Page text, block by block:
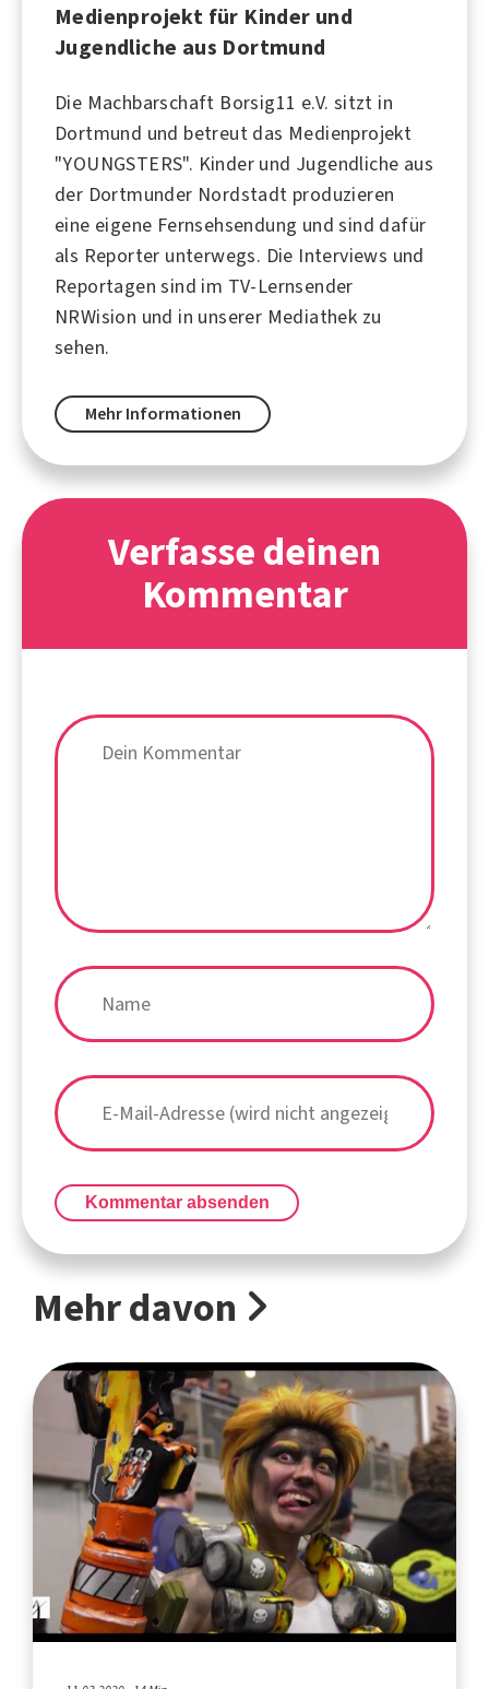
Medienprojekt für Kinder und
Jugendliche aus Dortmund
Die Machbarschaft Borsig11 e.V. sitzt in
Dortmund und betreut das Medienprojekt
"YOUNGSTERS". Kinder und Jugendliche aus
der Dortmunder Nordstadt produzieren
eine eigene Fernsehsendung und sind dafür
als Reporter unterwegs. Die Interviews und
Reportagen sind im TV-Lernsender
NRWision und in unserer Mediathek zu
sehen.
Mehr Informationen
Verfasse deinen
Kommentar
Kommentar absenden
Mehr davon